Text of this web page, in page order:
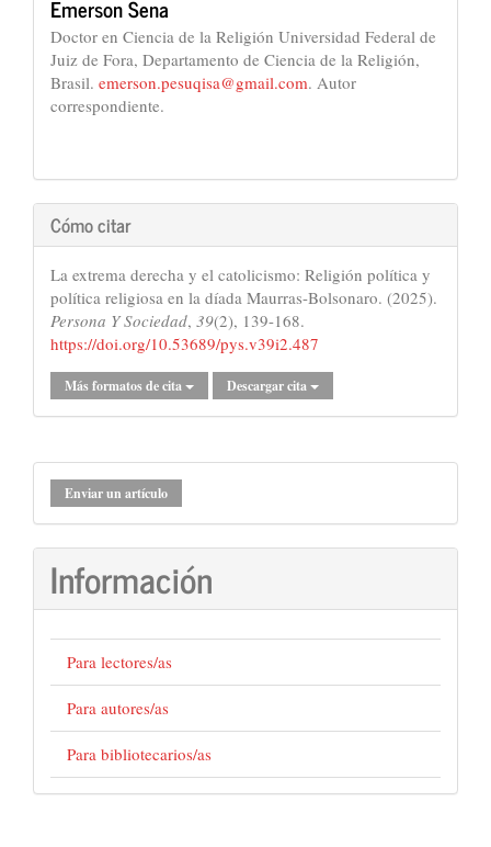
Emerson Sena
Doctor en Ciencia de la Religión Universidad Federal de
Juiz de Fora, Departamento de Ciencia de la Religión,
Brasil. emerson.pesuqisa@gmail.com. Autor
correspondiente.
Cómo citar
La extrema derecha y el catolicismo: Religión política y
política religiosa en la díada Maurras-Bolsonaro. (2025).
Persona Y Sociedad, 39(2), 139-168.
https://doi.org/10.53689/pys.v39i2.487
Más formatos de cita Descargar cita
Enviar
un
artículo
Enviar un artículo
Información
Para lectores/as
Para autores/as
Para bibliotecarios/as